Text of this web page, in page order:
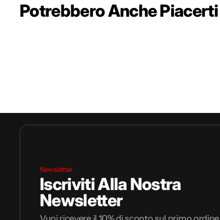
Potrebbero Anche Piacerti
Newsletter
Iscriviti Alla Nostra
Newsletter